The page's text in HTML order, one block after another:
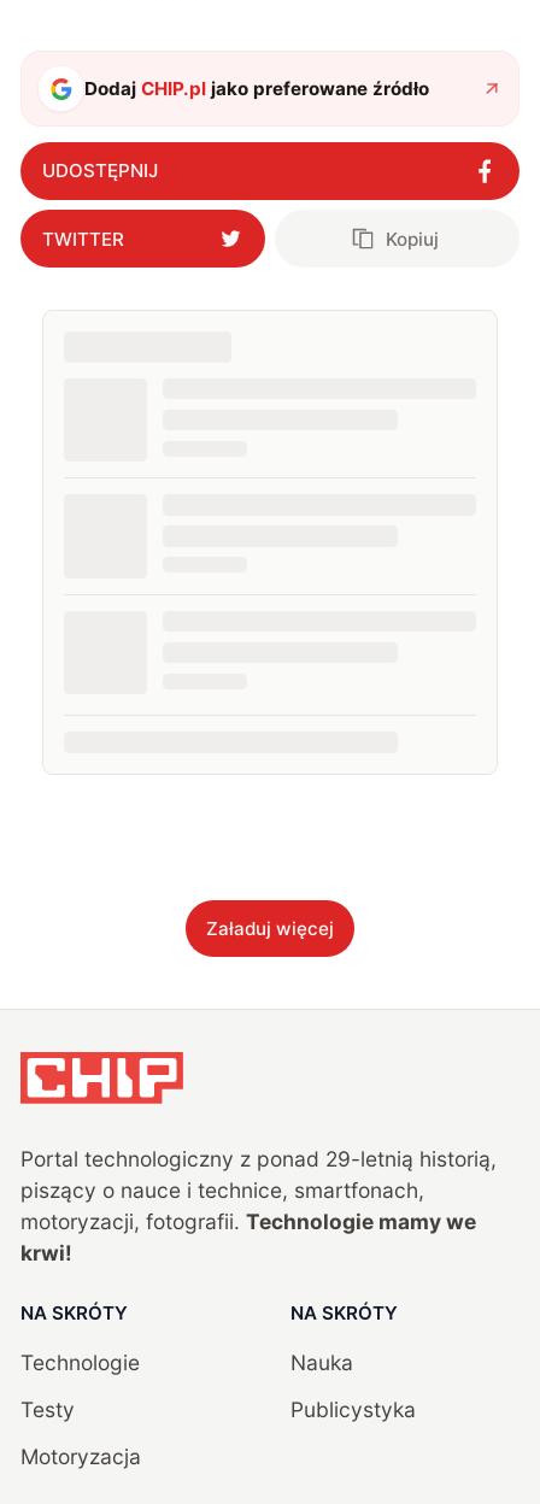
DodajCHIP.pl jako preferowane źródło
UDOSTĘPNIJ
TWITTER Kopiuj
Załaduj więcej
Portal technologiczny z ponad 29-letnią historią,
piszący o nauce i technice, smartfonach,
motoryzacji, fotografii. Technologie mamy we
krwi!
NA SKRÓTY
Technologie
Testy
Motoryzacja
NA SKRÓTY
Nauka
Publicystyka